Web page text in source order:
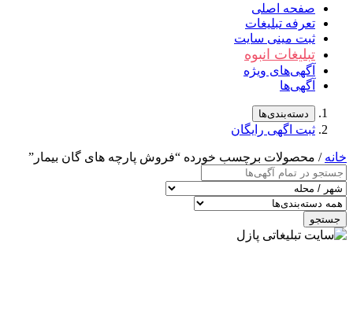
صفحه اصلی
تعرفه تبلیغات
ثبت مینی سایت
تبلیغات انبوه
آگهی‌های ویژه
آگهی‌ها
دسته‌بندی‌ها
ثبت اگهی رایگان
خانه / محصولات برچسب خورده “فروش پارچه های گان بيمار”
جستجو